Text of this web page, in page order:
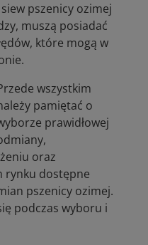
pszenicy ozimej
muszą posiadać
które mogą w
wszystkim
pamiętać o
prawidłowej
oraz
rynku dostępne
pszenicy ozimej.
podczas wyboru i